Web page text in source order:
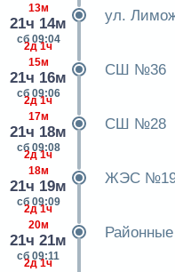
13м
21ч 14м
сб 09:04
ул.
2д 1ч
15м
21ч 16м
сб 09:06
СШ №36
2д 1ч
17м
21ч 18м
сб 09:08
СШ №28
2д 1ч
18м
21ч 19м
сб 09:09
ЖЭС
2д 1ч
20м
21ч 21м
сб 09:11
Районные
2д 1ч